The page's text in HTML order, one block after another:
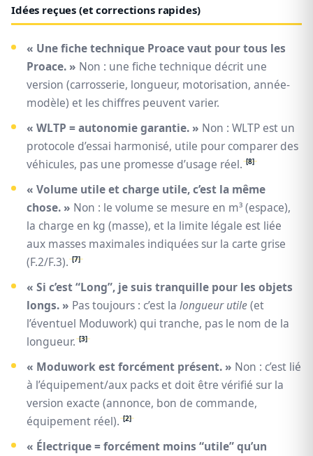
Idées reçues (et corrections rapides)
« Une fiche technique Proace vaut pour tous les
Proace. » Non : une fiche technique décrit une
version (carrosserie, longueur, motorisation, année-
modèle) et les chiffres peuvent varier.
« WLTP = autonomie garantie. » Non : WLTP est un
protocole d’essai harmonisé, utile pour comparer des
véhicules, pas une promesse d’usage réel. [8]
« Volume utile et charge utile, c’est la même
chose. » Non : le volume se mesure en m³ (espace),
la charge en kg (masse), et la limite légale est liée
aux masses maximales indiquées sur la carte grise
(F.2/F.3). [7]
« Si c’est “Long”, je suis tranquille pour les objets
longs. » Pas toujours : c’est la longueur utile(et
l’éventuel Moduwork) qui tranche, pas le nom de la
longueur. [3]
« Moduwork est forcément présent. » Non : c’est lié
à l’équipement/aux packs et doit être vérifié sur la
version exacte (annonce, bon de commande,
équipement réel). [2]
« Électrique = forcément moins “utile” qu’un